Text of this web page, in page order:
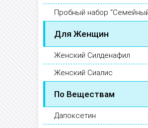
Пробный набор
Для Женщин
Женский Силденафил
Женский Сиалис
По Веществам
Дапоксетин